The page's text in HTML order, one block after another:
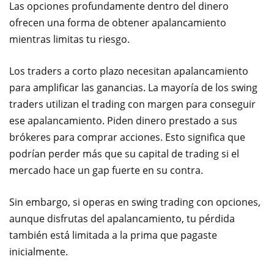
Las opciones profundamente dentro del dinero
ofrecen una forma de obtener apalancamiento
mientras limitas tu riesgo.
Los traders a corto plazo necesitan apalancamiento
para amplificar las ganancias. La mayoría de los swing
traders utilizan el trading con margen para conseguir
ese apalancamiento. Piden dinero prestado a sus
brókeres para comprar acciones. Esto significa que
podrían perder más que su capital de trading si el
mercado hace un gap fuerte en su contra.
Sin embargo, si operas en swing trading con opciones,
aunque disfrutas del apalancamiento, tu pérdida
también está limitada a la prima que pagaste
inicialmente.